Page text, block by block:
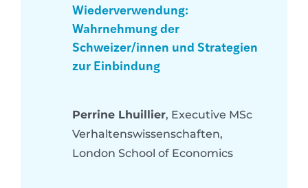
Wiederverwendung:
Wahrnehmung der
Schweizer/innen und Strategien
zur Einbindung
Perrine Lhuillier, Executive MSc
Verhaltenswissenschaften,
London School of Economics